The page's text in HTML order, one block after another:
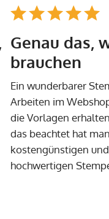
Genau das,
brauchen
Ein wunderbarer
Arbeiten im
die Vorlagen
das beachtet hat
kostengünstigen
hochwertigen